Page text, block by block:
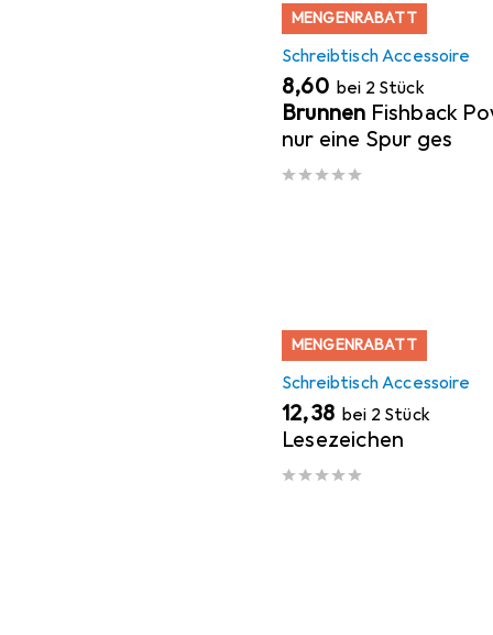
MENGENRABATT
Schreibtisch Accessoire
EUR
8,60 bei 2 Stück
Brunnen Fishback
nur eine Spur ges
MENGENRABATT
Schreibtisch Accessoire
EUR
12,38 bei 2 Stück
Lesezeichen